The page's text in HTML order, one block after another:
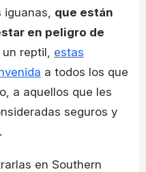
que están
en peligro de
reptil, estas
a todos los que
a aquellos que les
seguros y
en Southern